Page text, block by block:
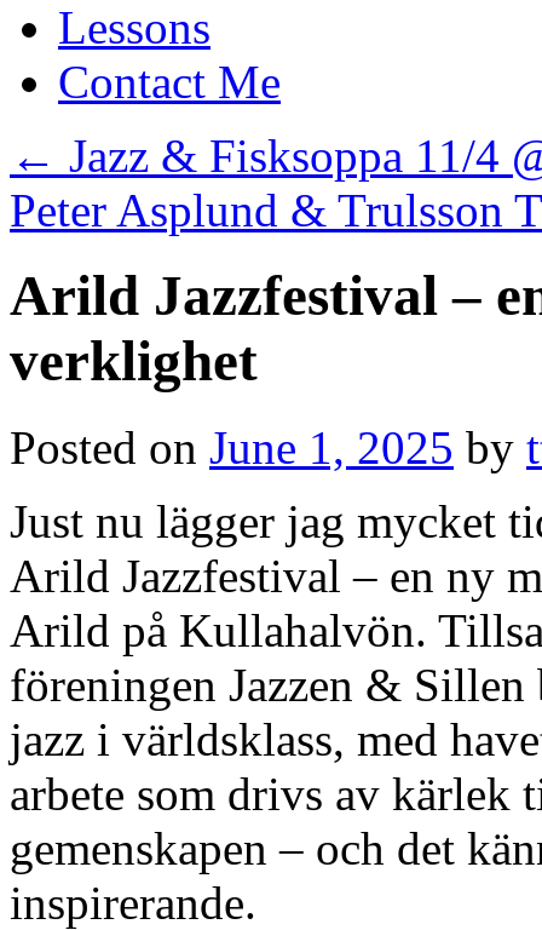
Lessons
Contact Me
← Jazz & Fisksoppa 11/4
Peter Asplund & Trulsson
Arild Jazzfestival –
verklighet
Posted on June 1, 2025 by
Just nu lägger jag mycket
Arild Jazzfestival – en ny
Arild på Kullahalvön.
föreningen Jazzen &
jazz i världsklass, med
arbete som drivs av kärlek
gemenskapen – och det
inspirerande.